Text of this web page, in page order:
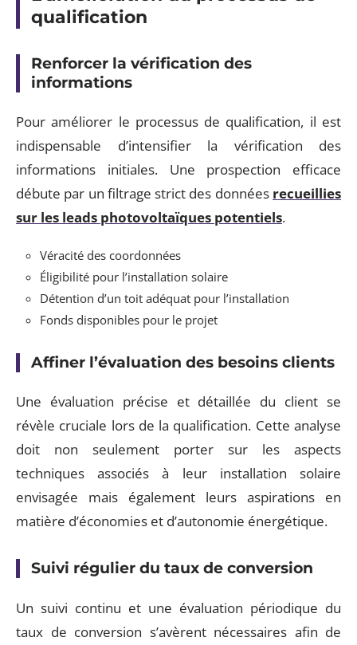
qualification
Renforcer la vérification des
informations
Pour améliorer le processus de qualification, il est
indispensable d’intensifier la vérification des
informations initiales. Une prospection efficace
débute par un filtrage strict des données recueillies
sur les leads photovoltaïques potentiels.
Véracité des coordonnées
Éligibilité pour l’installation solaire
Détention d’un toit adéquat pour l’installation
Fonds disponibles pour le projet
Affiner l’évaluation des besoins clients
Une évaluation précise et détaillée du client se
révèle cruciale lors de la qualification. Cette analyse
doit non seulement porter sur les aspects
techniques associés à leur installation solaire
envisagée mais également leurs aspirations en
matière d’économies et d’autonomie énergétique.
Suivi régulier du taux de conversion
Un suivi continu et une évaluation périodique du
taux de conversion s’avèrent nécessaires afin de